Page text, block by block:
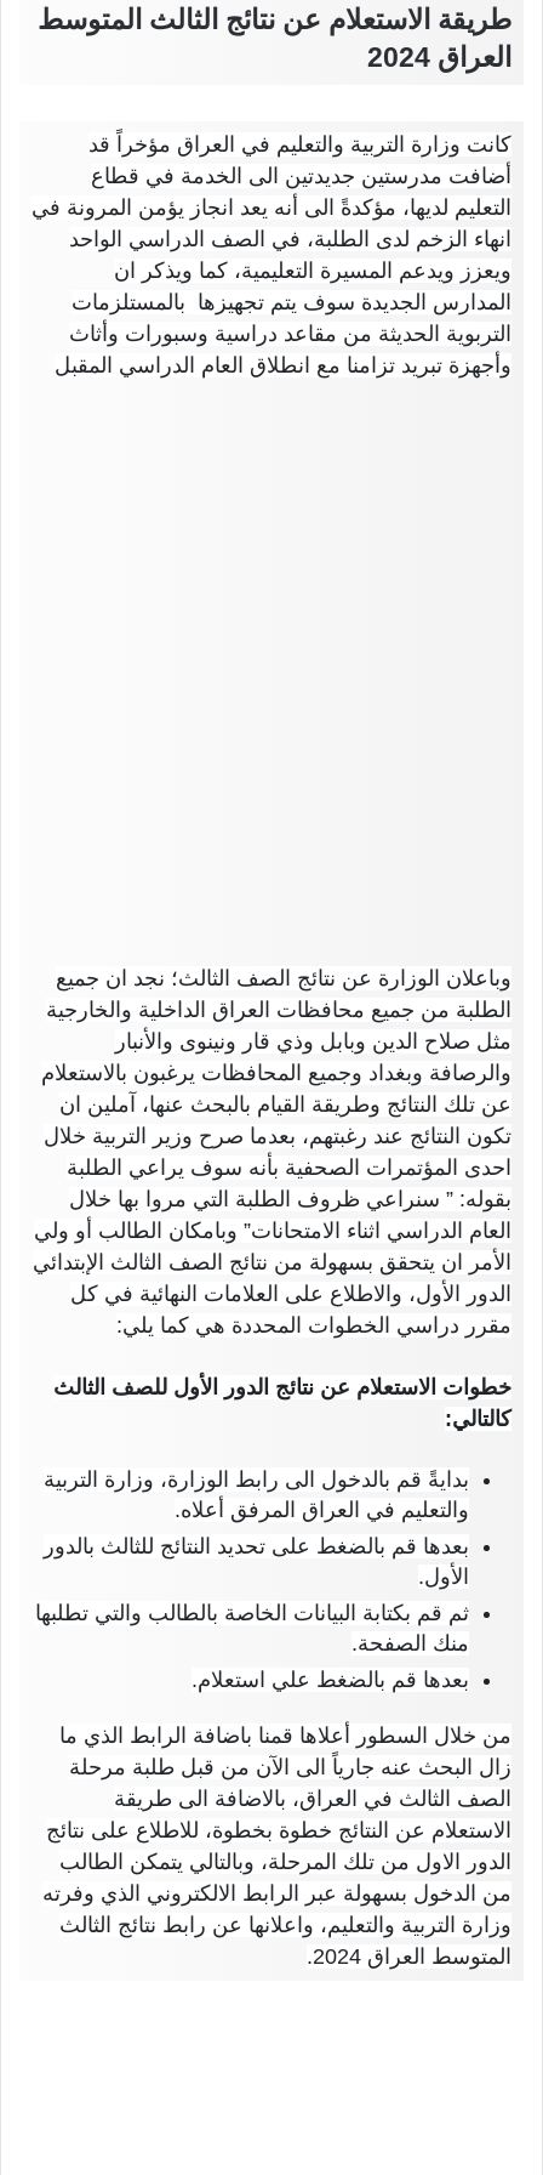
طريقة الاستعلام عن نتائج الثالث المتوسط
العراق 2024
كانت وزارة التربية والتعليم في العراق مؤخراً قد
أضافت مدرستين جديدتين الى الخدمة في قطاع
التعليم لديها، مؤكدةً الى أنه يعد انجاز يؤمن المرونة في
انهاء الزخم لدى الطلبة، في الصف الدراسي الواحد
ويعزز ويدعم المسيرة التعليمية، كما ويذكر ان
المدارس الجديدة سوف يتم تجهيزها بالمستلزمات
التربوية الحديثة من مقاعد دراسية وسبورات وأثاث
وأجهزة تبريد تزامنا مع انطلاق العام الدراسي المقبل
وباعلان الوزارة عن نتائج الصف الثالث؛ نجد ان جميع
الطلبة من جميع محافظات العراق الداخلية والخارجية
مثل صلاح الدين وبابل وذي قار ونينوى والأنبار
والرصافة وبغداد وجميع المحافظات يرغبون بالاستعلام
عن تلك النتائج وطريقة القيام بالبحث عنها، آملين ان
تكون النتائج عند رغبتهم، بعدما صرح وزير التربية خلال
احدى المؤتمرات الصحفية بأنه سوف يراعي الطلبة
بقوله: ” سنراعي ظروف الطلبة التي مروا بها خلال
العام الدراسي اثناء الامتحانات” وبامكان الطالب أو ولي
الأمر ان يتحقق بسهولة من نتائج الصف الثالث الإبتدائي
الدور الأول، والاطلاع على العلامات النهائية في كل
مقرر دراسي الخطوات المحددة هي كما يلي:
خطوات الاستعلام عن نتائج الدور الأول للصف الثالث
كالتالي:
بدايةً قم بالدخول الى رابط الوزارة، وزارة التربية
والتعليم في العراق المرفق أعلاه.
بعدها قم بالضغط على تحديد النتائج للثالث بالدور
الأول.
ثم قم بكتابة البيانات الخاصة بالطالب والتي تطلبها
منك الصفحة.
بعدها قم بالضغط علي استعلام.
من خلال السطور أعلاها قمنا باضافة الرابط الذي ما
زال البحث عنه جارياً الى الآن من قبل طلبة مرحلة
الصف الثالث في العراق، بالاضافة الى طريقة
الاستعلام عن النتائج خطوة بخطوة، للاطلاع على نتائج
الدور الاول من تلك المرحلة، وبالتالي يتمكن الطالب
من الدخول بسهولة عبر الرابط الالكتروني الذي وفرته
وزارة التربية والتعليم، واعلانها عن رابط نتائج الثالث
المتوسط العراق 2024.